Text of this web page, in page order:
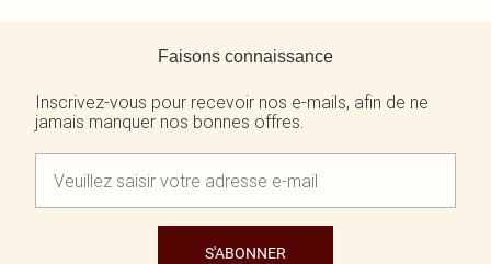
Faisons connaissance
Inscrivez-vous pour recevoir nos e-mails, afin de ne
jamais manquer nos bonnes offres.
S'ABONNER